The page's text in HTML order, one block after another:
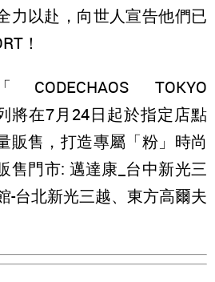
力以赴，向世人宣告他們已
！
TOKYO
將在7月24日起於指定店點
販售，打造專屬「粉」時尚
售門市: 邁達康_台中新光三
-台北新光三越、東方高爾夫